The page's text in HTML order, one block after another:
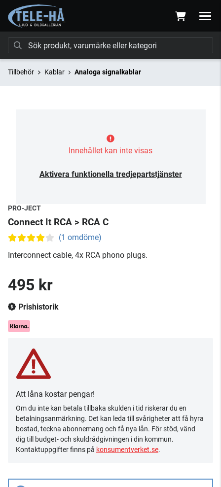
Tillbehör Kablar Analoga signalkablar
Innehållet kan inte visas
Aktivera funktionella tredjepartstjänster
PRO-JECT
Connect It RCA > RCA C
(1 omdöme)
Interconnect cable, 4x RCA phono plugs.
495 kr
Prishistorik
Att låna kostar pengar!
Om du inte kan betala tillbaka skulden i tid riskerar du en
betalningsanmärkning. Det kan leda till svårigheter att få hyra
bostad, teckna abonnemang och få nya lån. För stöd, vänd
dig till budget- och skuldrådgivningen i din kommun.
Kontaktuppgifter finns på konsumentverket.se.